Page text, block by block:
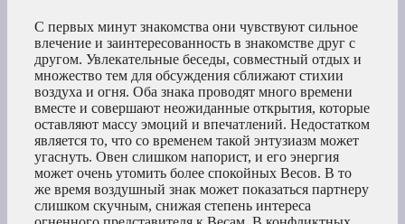
С первых минут знакомства они чувствуют сильное
влечение и заинтересованность в знакомстве друг с
другом. Увлекательные беседы, совместный отдых и
множество тем для обсуждения сближают стихии
воздуха и огня. Оба знака проводят много времени
вместе и совершают неожиданные открытия, которые
оставляют массу эмоций и впечатлений. Недостатком
является то, что со временем такой энтузиазм может
угаснуть. Овен слишком напорист, и его энергия
может очень утомить более спокойных Весов. В то
же время воздушный знак может показаться партнеру
слишком скучным, снижая степень интереса